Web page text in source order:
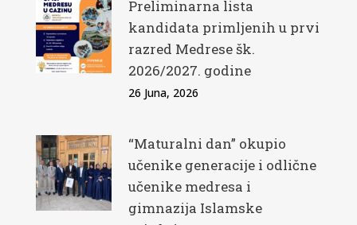
Preliminarna lista
kandidata primljenih u prvi
razred Medrese šk.
2026/2027. godine
26 Juna, 2026
“Maturalni dan” okupio
učenike generacije i odlične
učenike medresa i
gimnazija Islamske